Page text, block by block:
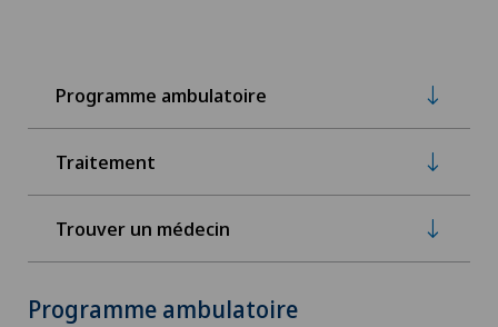
Programme ambulatoire
Traitement
Trouver un médecin
Programme ambulatoire